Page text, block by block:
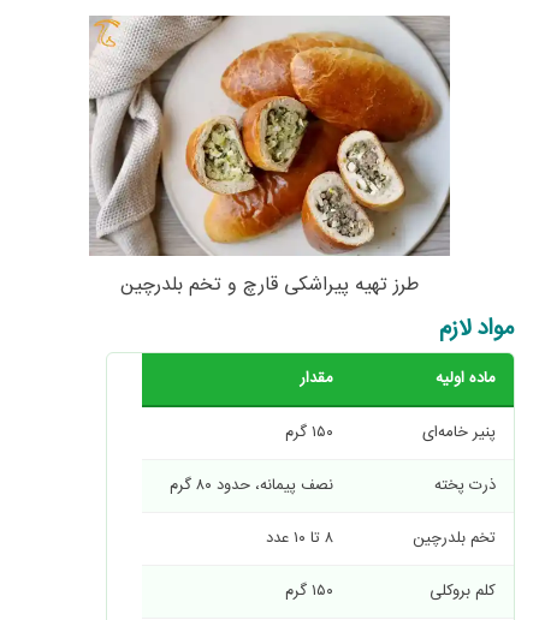
طرز تهیه پیراشکی قارچ و تخم بلدرچین
مواد لازم
ماده اولیه مقدار
پنیر خامه‌ای
۱۵۰ گرم
ذرت پخته
نصف پیمانه، حدود ۸۰ گرم
تخم بلدرچین
۸ تا ۱۰ عدد
کلم بروکلی
۱۵۰ گرم